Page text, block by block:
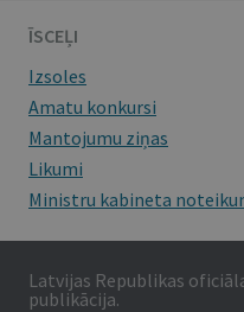
ĪSCEĻI
Izsoles
Amatu konkursi
Mantojumu ziņas
Likumi
Ministru kabineta
Latvijas Republikas
publikācija.